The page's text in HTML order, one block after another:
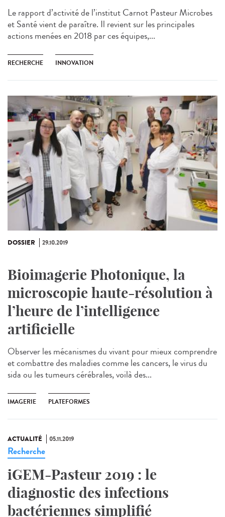
Le rapport d’activité de l’institut Carnot Pasteur Microbes
et Santé vient de paraître. Il revient sur les principales
actions menées en 2018 par ces équipes,...
RECHERCHE INNOVATION
DOSSIER 29.10.2019
Bioimagerie Photonique, la
microscopie haute-résolution à
l’heure de l’intelligence
artificielle
Observer les mécanismes du vivant pour mieux comprendre
et combattre des maladies comme les cancers, le virus du
sida ou les tumeurs cérébrales, voilà des...
IMAGERIE PLATEFORMES
ACTUALITÉ 05.11.2019
Recherche
iGEM-Pasteur 2019 : le
diagnostic des infections
bactériennes simplifié